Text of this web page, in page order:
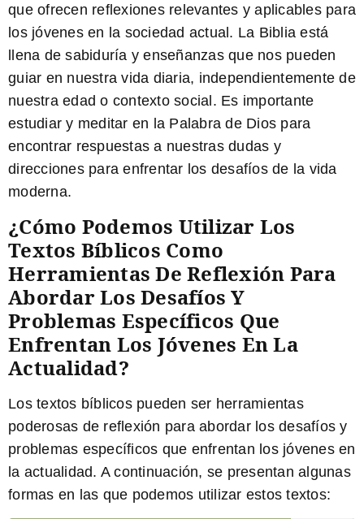
que ofrecen reflexiones relevantes y aplicables para
los jóvenes en la sociedad actual. La Biblia está
llena de sabiduría y enseñanzas que nos pueden
guiar en nuestra vida diaria, independientemente de
nuestra edad o contexto social. Es importante
estudiar y meditar en la Palabra de Dios para
encontrar respuestas a nuestras dudas y
direcciones para enfrentar los desafíos de la vida
moderna.
¿Cómo Podemos Utilizar Los
Textos Bíblicos Como
Herramientas De Reflexión Para
Abordar Los Desafíos Y
Problemas Específicos Que
Enfrentan Los Jóvenes En La
Actualidad?
Los textos bíblicos pueden ser herramientas
poderosas de reflexión para abordar los desafíos y
problemas específicos que enfrentan los jóvenes en
la actualidad. A continuación, se presentan algunas
formas en las que podemos utilizar estos textos: